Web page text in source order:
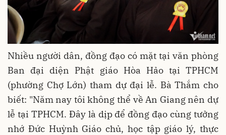
Nhiều người dân, đồng đạo có mặt tại văn phòng
Ban đại diện Phật giáo Hòa Hảo tại TPHCM
(phường Chợ Lớn) tham dự đại lễ. Bà Thắm cho
biết: "Năm nay tôi không thể về An Giang nên dự
lễ tại TPHCM. Đây là dịp để đồng đạo cùng tưởng
nhớ Đức Huỳnh Giáo chủ, học tập giáo lý, thực